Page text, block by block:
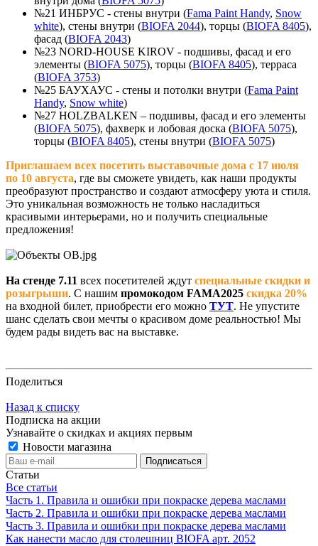
№21 ИНБРУС - стены внутри (Fama Paint Handy, Snow
white), стены внутри (BIOFA 2044), торцы (BIOFA 8405),
фасад (BIOFA 2043)
№23 NORD-HOUSE KIROV - подшивы, фасад и его
элементы (BIOFA 5075), торцы (BIOFA 8405), терраса
(BIOFA 3753)
№25 БАУХАУС - стены и потолки внутри (Fama Paint
Handy, Snow white)
№27 HOLZBALKEN – подшивы, фасад и его элементы
(BIOFA 5075), фахверк и лобовая доска (BIOFA 5075),
торцы (BIOFA 8405), стены внутри (BIOFA 5075)
Приглашаем всех посетить выставочные дома с 17 июля
по 10 августа, где вы сможете увидеть, как наши продукты
преобразуют пространство и создают атмосферу уюта и стиля.
Это уникальная возможность не только насладиться
красивыми интерьерами, но и получить специальные
предложения!
На стенде 7.11 всех посетителей ждут специальные скидки и
розыгрыши. С нашим промокодом FAMA2025 скидка 20%
на входной билет, приобрести его можно ТУТ. Не упустите
шанс сделать свои мечты о красивом доме реальностью! Мы
будем рады видеть вас на выставке.
Поделиться
Назад к списку
Подписка на акции
Узнавайте о скидках и акциях первым
Новости магазина
Статьи
Все статьи
Часть 1. Правила и ошибки при покраске дерева маслами
Часть 2. Правила и ошибки при покраске дерева маслами
Часть 3. Правила и ошибки при покраске дерева маслами
Как нанести масло для столешниц BIOFA арт. 2052